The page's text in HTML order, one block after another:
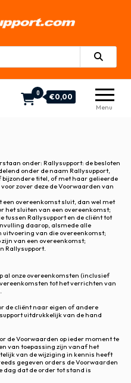
Menu
0 €0,00
onder: Rallysupport: de besloten
onder de naam Rallysupport,
titel, of met haar gelieerde
zover deze de Voorwaarden van
overeenkomst sluit, dan wel met
het sluiten van een overeenkomst;
tussen Rallysupport en de cliënt tot
daarop, alsmede alle
van die overeenkomst;
van een overeenkomst;
Rallysupport.
al onze overeenkomsten (inclusief
tot het verrichten van
de cliënt naar eigen of andere
uitdrukkelijk van de hand
de Voorwaarden op ieder moment te
van toepassing zijn vanaf het
van de wijziging in kennis heeft
gegeven orders de Voorwaarden
dag dat de order tot stand is